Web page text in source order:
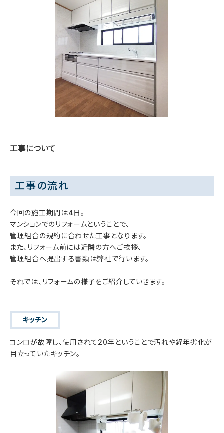
工事について
工事の流れ
今回の施工期間は4日。
マンションでのリフォームということで、
管理組合の規約に合わせた工事となります。
また、リフォーム前には近隣の方へご挨拶、
管理組合へ提出する書類は弊社で行います。
それでは、リフォームの様子をご紹介していきます。
キッチン
コンロが故障し、使用されて20年ということで汚れや経年劣化が
目立っていたキッチン。